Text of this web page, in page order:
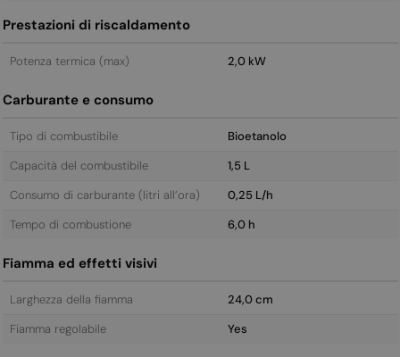
Prestazioni di riscaldamento
Potenza termica (max) 2,0 kW
Carburante e consumo
Tipo di combustibile
Bioetanolo
Capacità del combustibile
1,5 L
Consumo di carburante (litri all’ora)
0,25 L/h
Tempo di combustione
6,0 h
Fiamma ed effetti visivi
Larghezza della fiamma
24,0 cm
Fiamma regolabile
Yes